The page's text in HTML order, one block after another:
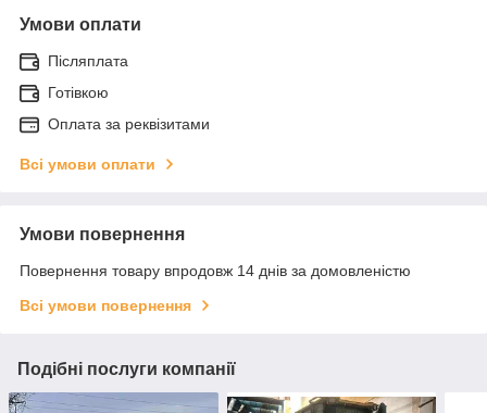
Умови оплати
Післяплата
Готівкою
Оплата за реквізитами
Всі умови оплати
Умови повернення
Повернення товару впродовж 14 днів за домовленістю
Всі умови повернення
Подібні послуги компанії